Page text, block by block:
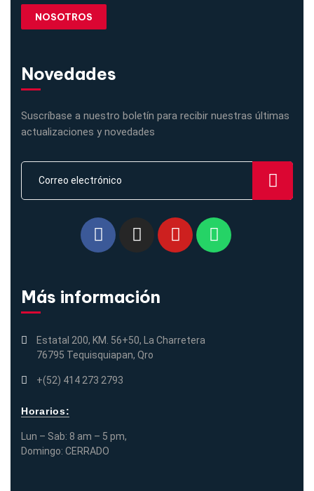
NOSOTROS
Novedades
Suscríbase a nuestro boletín para recibir nuestras últimas
actualizaciones y novedades
Más información
Estatal 200, KM. 56+50, La Charretera
76795 Tequisquiapan, Qro
+(52) 414 273 2793
Horarios:
Lun – Sab: 8 am – 5 pm,
Domingo: CERRADO